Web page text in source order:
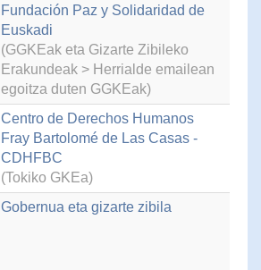
Fundación Paz y Solidaridad de
Euskadi
(GGKEak eta Gizarte Zibileko
Erakundeak > Herrialde emailean
egoitza duten GGKEak)
Centro de Derechos Humanos
Fray Bartolomé de Las Casas -
CDHFBC
(Tokiko GKEa)
Gobernua eta gizarte zibila